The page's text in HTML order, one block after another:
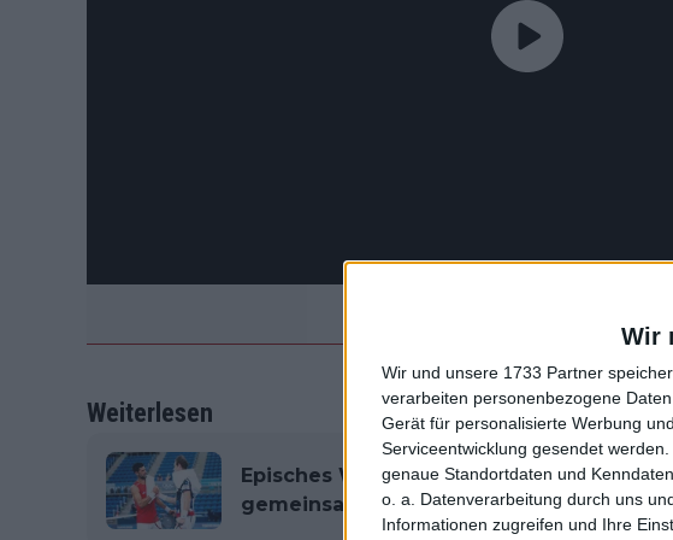
Wir
Wir und unsere 1733 Partner
verarbeiten personenbezogene
Gerät für personalisierte Werbung
Serviceentwicklung gesendet werden.
genaue Standortdaten und
o. a. Datenverarbeitung durch uns
Informationen zugreifen und Ihre
Weiterlesen
Episches Wiedersehen: Djokovic und
gemeinsam in Indian Wells - und das